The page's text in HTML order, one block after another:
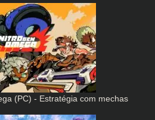
(PC) - Estratégia com mechas